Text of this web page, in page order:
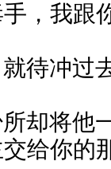
，我跟
待冲过
却将他
给你的